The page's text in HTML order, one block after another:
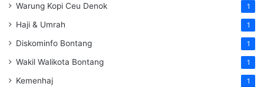
Warung Kopi Ceu Denok 1
Haji & Umrah 1
Diskominfo Bontang 1
Wakil Walikota Bontang 1
Kemenhaj 1